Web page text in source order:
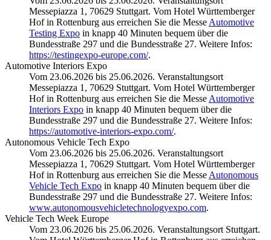
Messepiazza 1, 70629 Stuttgart. Vom Hotel Württemberger
Hof in Rottenburg aus erreichen Sie die Messe Automotive
Testing Expo in knapp 40 Minuten bequem über die
Bundesstraße 297 und die Bundesstraße 27. Weitere Infos:
https://testingexpo-europe.com/.
Automotive Interiors Expo
Vom 23.06.2026 bis 25.06.2026. Veranstaltungsort
Messepiazza 1, 70629 Stuttgart. Vom Hotel Württemberger
Hof in Rottenburg aus erreichen Sie die Messe Automotive
Interiors Expo in knapp 40 Minuten bequem über die
Bundesstraße 297 und die Bundesstraße 27. Weitere Infos:
https://automotive-interiors-expo.com/.
Autonomous Vehicle Tech Expo
Vom 23.06.2026 bis 25.06.2026. Veranstaltungsort
Messepiazza 1, 70629 Stuttgart. Vom Hotel Württemberger
Hof in Rottenburg aus erreichen Sie die Messe Autonomous
Vehicle Tech Expo in knapp 40 Minuten bequem über die
Bundesstraße 297 und die Bundesstraße 27. Weitere Infos:
www.autonomousvehicletechnologyexpo.com.
Vehicle Tech Week Europe
Vom 23.06.2026 bis 25.06.2026. Veranstaltungsort Stuttgart.